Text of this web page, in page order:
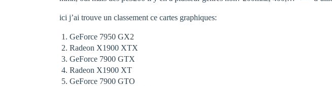
ici j’ai trouve un classement ce cartes graphiques:
GeForce 7950 GX2
Radeon X1900 XTX
GeForce 7900 GTX
Radeon X1900 XT
GeForce 7900 GTO